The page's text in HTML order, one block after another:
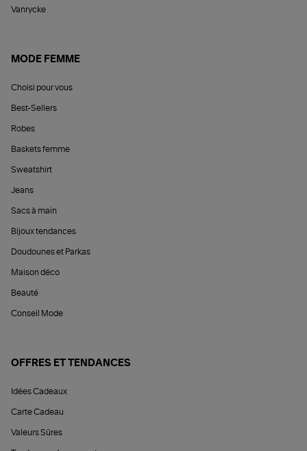
Vanrycke
MODE FEMME
Choisi pour vous
Best-Sellers
Robes
Baskets femme
Sweatshirt
Jeans
Sacs à main
Bijoux tendances
Doudounes et Parkas
Maison déco
Beauté
Conseil Mode
OFFRES ET TENDANCES
Idées Cadeaux
Carte Cadeau
Valeurs Sûres